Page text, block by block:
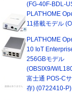
(FG-40F-BDL-
PLAT'HOME
11搭載モデル
PLAT'HOME
10 IoT
256GBモデル
(OBSIX9/W/
富士通 POS-C
存) (0722410-P)